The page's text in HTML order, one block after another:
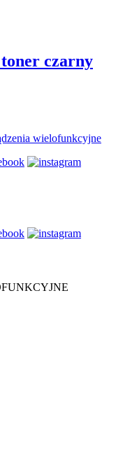
czarny
wielofunkcyjne